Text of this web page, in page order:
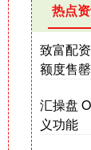
热点
致富配
额度售
汇操盘
义功能